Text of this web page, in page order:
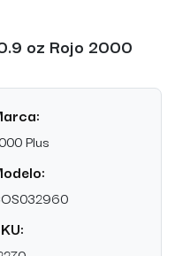
oz Rojo 2000
Plus